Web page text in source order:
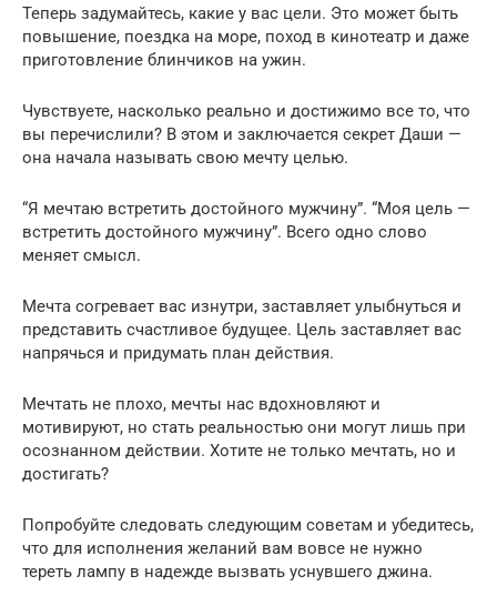
Теперь задумайтесь, какие у вас цели. Это может быть
повышение, поездка на море, поход в кинотеатр и даже
приготовление блинчиков на ужин.
Чувствуете, насколько реально и достижимо все то, что
вы перечислили? В этом и заключается секрет Даши —
она начала называть свою мечту целью.
“Я мечтаю встретить достойного мужчину”. “Моя цель —
встретить достойного мужчину”. Всего одно слово
меняет смысл.
Мечта согревает вас изнутри, заставляет улыбнуться и
представить счастливое будущее. Цель заставляет вас
напрячься и придумать план действия.
Мечтать не плохо, мечты нас вдохновляют и
мотивируют, но стать реальностью они могут лишь при
осознанном действии. Хотите не только мечтать, но и
достигать?
Попробуйте следовать следующим советам и убедитесь,
что для исполнения желаний вам вовсе не нужно
тереть лампу в надежде вызвать уснувшего джина.